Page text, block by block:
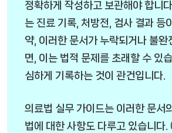
정확하게 작성하고 보관해야 합니
는 진료 기록, 처방전, 검사 결과 등
약, 이러한 문서가 누락되거나 불완
면, 이는 법적 문제를 초래할 수 있
심하게 기록하는 것이 관건입니다.
의료법 실무 가이드는 이러한 문서
법에 대한 사항도 다루고 있습니다.